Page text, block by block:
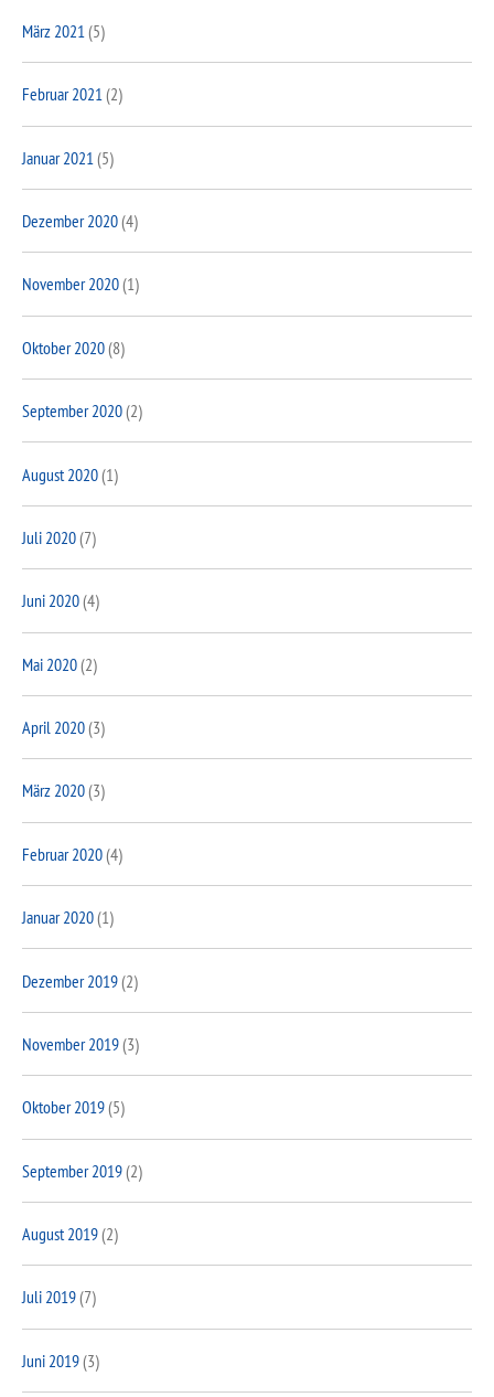
März 2021 (5)
Februar 2021(2)
Januar 2021 (5)
Dezember 2020(4)
November 2020(1)
Oktober 2020(8)
September 2020(2)
August 2020(1)
Juli 2020(7)
Juni 2020(4)
Mai 2020(2)
April 2020(3)
März 2020(3)
Februar 2020(4)
Januar 2020(1)
Dezember 2019(2)
November 2019(3)
Oktober 2019(5)
September 2019(2)
August 2019(2)
Juli 2019(7)
Juni 2019(3)